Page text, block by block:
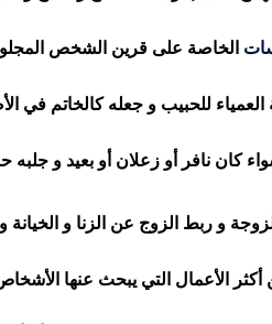
الخاصة على قرين الشخص
أكثر الأعمال التي يبحث عنها